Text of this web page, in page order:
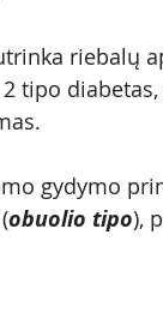
riebalų
tipo
gydymo
obuolio tipo),